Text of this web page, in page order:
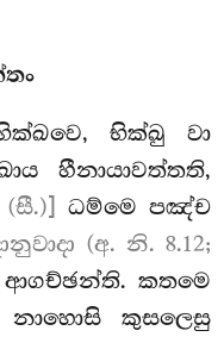
භික්ඛු වා
හීනායාවත්තති,
ධම්මෙ පඤ්ච
(අ. නි. 8.12;
ආගච්ඡන්ති. කතමෙ
නාහොසි කුසලෙසු